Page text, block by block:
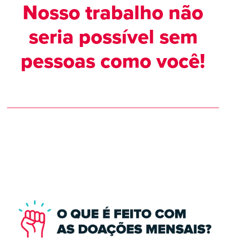
Nosso trabalho não
seria possível sem
pessoas como você!